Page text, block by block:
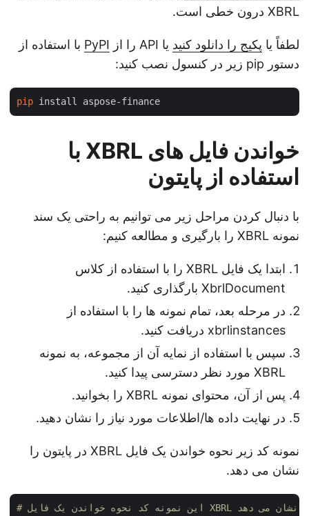
XBRL درون خطی است.
لطفاً یاپکیج را دانلود کنیدیا API را از PyPIبا استفاده از
دستور pip زیر در کنسول نصب کنید:
pip
خواندن فایل های XBRL با
استفاده از پایتون
با دنبال کردن مراحل زیر می توانیم به راحتی یک سند
نمونه XBRL را بارگیری و مطالعه کنیم:
ابتدا یک فایل XBRL را با استفاده از کلاس
XbrlDocument بارگذاری کنید.
در مرحله بعد، تمام نمونه ها را با استفاده از
xbrlinstances دریافت کنید.
سپس با استفاده از نمایه آن از مجموعه، به نمونه
XBRL مورد نظر دسترسی پیدا کنید.
پس از آن، محتوای نمونه XBRL را بخوانید.
در نهایت داده ها/اطلاعات مورد نیاز را نشان دهید.
نمونه کد زیر نحوه خواندن یک فایل XBRL در پایتون را
نشان می دهد.